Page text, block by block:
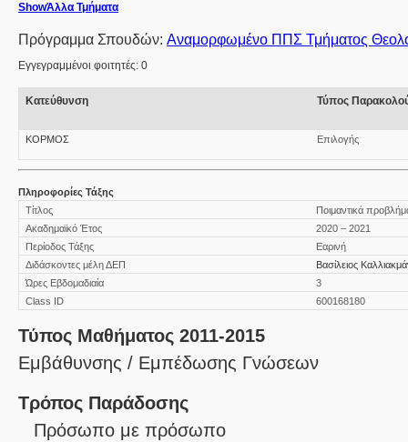
ShowΆλλα Τμήματα
Πρόγραμμα Σπουδών:
Εγγεγραμμένοι φοιτητές: 0
Κατεύθυνση Τύπος
ΚΟΡΜΟΣ Επιλογής
Πληροφορίες Τάξης
Τίτλος
Ποιμαντικά
Ακαδημαϊκό Έτος
2020 – 2021
Περίοδος Τάξης
Εαρινή
Διδάσκοντες μέλη ΔΕΠ
Βασίλειος
Ώρες Εβδομαδιαία
3
Class ID
600168180
Τύπος Μαθήματος 2011-2015
Εμβάθυνσης / Εμπέδωσης Γνώσεων
Τρόπος Παράδοσης
Πρόσωπο με πρόσωπο